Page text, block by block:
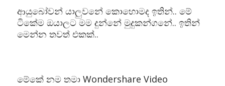
ආයුබෝවන් යාලුවනේ කොහොමද ඉතින්.. මේ
ටිකේම ඔයාලට මම දුන්නේ මුදුකන්ගනේ.. ඉතින්
මෙන්න තවත් එකක්..
මේකේ නම තමා Wondershare Video